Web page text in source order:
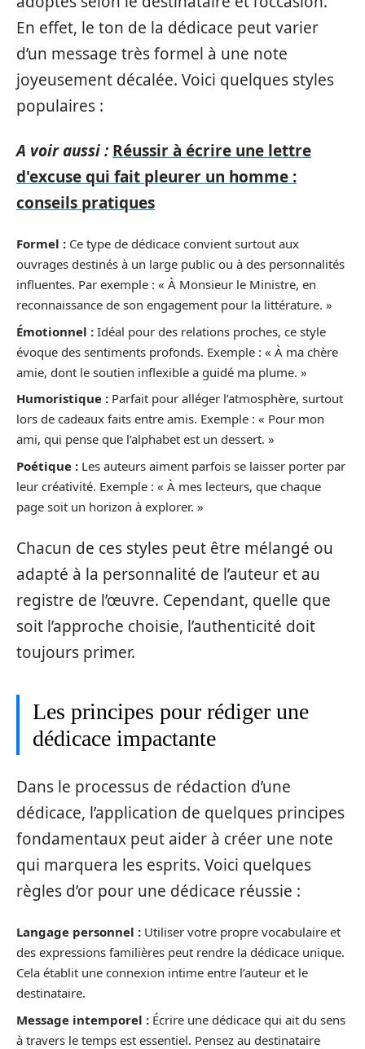
En effet, le ton de la dédicace peut varier
d’un message très formel à une note
joyeusement décalée. Voici quelques styles
populaires :
A voir aussi : Réussir à écrire une lettre
d'excuse qui fait pleurer un homme :
conseils pratiques
Formel : Ce type de dédicace convient surtout aux
ouvrages destinés à un large public ou à des personnalités
influentes. Par exemple : « À Monsieur le Ministre, en
reconnaissance de son engagement pour la littérature. »
Émotionnel : Idéal pour des relations proches, ce style
évoque des sentiments profonds. Exemple : « À ma chère
amie, dont le soutien inflexible a guidé ma plume. »
Humoristique : Parfait pour alléger l’atmosphère, surtout
lors de cadeaux faits entre amis. Exemple : « Pour mon
ami, qui pense que l’alphabet est un dessert. »
Poétique : Les auteurs aiment parfois se laisser porter par
leur créativité. Exemple : « À mes lecteurs, que chaque
page soit un horizon à explorer. »
Chacun de ces styles peut être mélangé ou
adapté à la personnalité de l’auteur et au
registre de l’œuvre. Cependant, quelle que
soit l’approche choisie, l’authenticité doit
toujours primer.
Les principes pour rédiger une
dédicace impactante
Dans le processus de rédaction d’une
dédicace, l’application de quelques principes
fondamentaux peut aider à créer une note
qui marquera les esprits. Voici quelques
règles d’or pour une dédicace réussie :
Langage personnel : Utiliser votre propre vocabulaire et
des expressions familières peut rendre la dédicace unique.
Cela établit une connexion intime entre l’auteur et le
destinataire.
Message intemporel : Écrire une dédicace qui ait du sens
à travers le temps est essentiel. Pensez au destinataire